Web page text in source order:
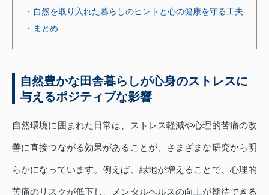
・自然を取り入れた暮らしのヒントと心の健康を守る工夫
・まとめ
自然豊かな田舎暮らしが心身のストレスに
与えるポジティブな影響
自然環境に囲まれた日常は、ストレス軽減や心理的苦痛の改
善に直接つながる効果があることが、さまざまな研究から明
らかになっています。例えば、緑地が増えることで、心理的
苦痛のリスクが低下し、メンタルヘルスの向上が期待できる